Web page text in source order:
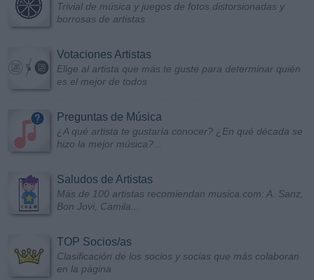
Trivial de música y juegos de fotos distorsionadas y
borrosas de artistas
Votaciones Artistas
Elige al artista que más te guste para determinar quién
es el mejor de todos
Preguntas de Música
¿A qué artista te gustaría conocer? ¿En qué década se
hizo la mejor música?...
Saludos de Artistas
Más de 100 artistas recomiendan musica.com: A. Sanz,
Bon Jovi, Camila...
TOP Socios/as
Clasificación de los socios y socias que más colaboran
en la página